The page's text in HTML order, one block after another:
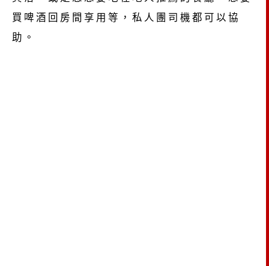
買啤酒回房間享用等，私人團司機都可以協
助。